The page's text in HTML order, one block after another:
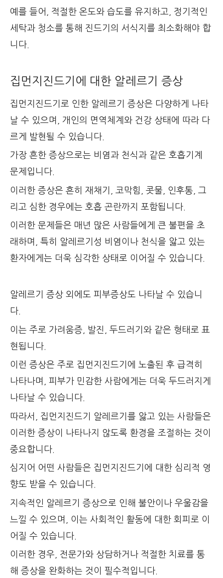
예를 들어, 적절한 온도와 습도를 유지하고, 정기적인
세탁과 청소를 통해 진드기의 서식지를 최소화해야 합
니다.
집먼지진드기에 대한 알레르기 증상
집먼지진드기로 인한 알레르기 증상은 다양하게 나타
날 수 있으며, 개인의 면역체계와 건강 상태에 따라 다
르게 발현될 수 있습니다.
가장 흔한 증상으로는 비염과 천식과 같은 호흡기계
문제입니다.
이러한 증상은 흔히 재채기, 코막힘, 콧물, 인후통, 그
리고 심한 경우에는 호흡 곤란까지 포함됩니다.
이러한 문제들은 매년 많은 사람들에게 큰 불편을 초
래하며, 특히 알레르기성 비염이나 천식을 앓고 있는
환자에게는 더욱 심각한 상태로 이어질 수 있습니다.
알레르기 증상 외에도 피부증상도 나타날 수 있습니
다.
이는 주로 가려움증, 발진, 두드러기와 같은 형태로 표
현됩니다.
이런 증상은 주로 집먼지진드기에 노출된 후 급격히
나타나며, 피부가 민감한 사람에게는 더욱 두드러지게
나타날 수 있습니다.
따라서, 집먼지진드기 알레르기를 앓고 있는 사람들은
이러한 증상이 나타나지 않도록 환경을 조절하는 것이
중요합니다.
심지어 어떤 사람들은 집먼지진드기에 대한 심리적 영
향도 받을 수 있습니다.
지속적인 알레르기 증상으로 인해 불안이나 우울감을
느낄 수 있으며, 이는 사회적인 활동에 대한 회피로 이
어질 수 있습니다.
이러한 경우, 전문가와 상담하거나 적절한 치료를 통
해 증상을 완화하는 것이 필수적입니다.